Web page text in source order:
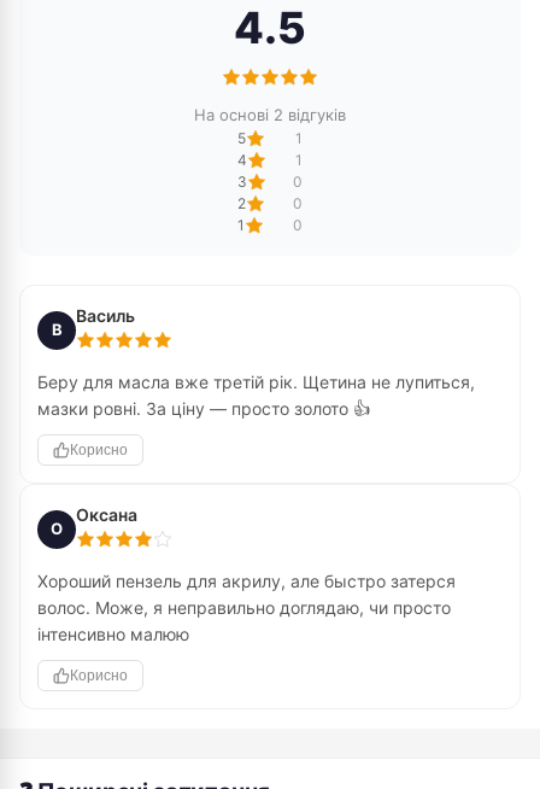
4.5
На основі 2 відгуків
5
1
4
1
3
0
2
0
1
0
В
Василь
Беру для масла вже третій рік. Щетина не лупиться,
мазки ровні. За ціну — просто золото 👍
Корисно
О
Оксана
Хороший пензель для акрилу, але быстро затерся
волос. Може, я неправильно доглядаю, чи просто
інтенсивно малюю
Корисно